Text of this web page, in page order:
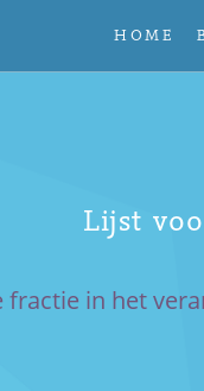
HOME
Lijst
fractie in het